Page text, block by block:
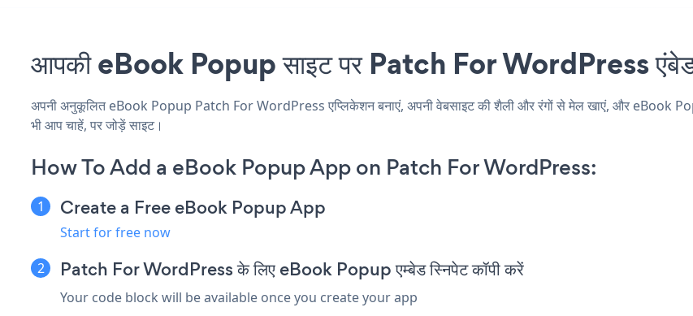
आपकी eBook Popup साइट पर Patch For WordPress एंबेड
अपनी अनुकूलित eBook Popup Patch For WordPress एप्लिकेशन बनाएं, अपनी वेबसाइट की शैली और रंगों से मेल खाएं, और eBook
भी आप चाहें, पर जोड़ें साइट।
How To Add a eBook Popup App on Patch For WordPress:
Create a Free eBook Popup App
Start for free now
Patch For WordPress के लिए eBook Popup एम्बेड स्निपेट कॉपी करें
Your code block will be available once you create your app